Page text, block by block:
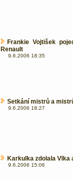
Frankie Vojtišek
Renault
9.6.2006 18:35
Setkání mistrů a
9.6.2006 18:27
Karkulka zdolala Vlka
9.6.2006 15:06